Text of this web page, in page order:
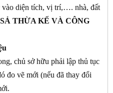
diện tích, vị trí,…. nhà, đất
THỪA KẾ VÀ CÔNG
chủ sở hữu phải lập thủ tục
đo vẽ mới (nếu đã thay đổi